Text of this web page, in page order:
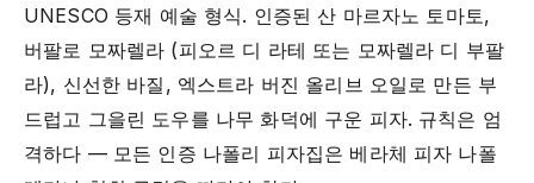
UNESCO 등재 예술 형식. 인증된 산 마르자노 토마토,
버팔로 모짜렐라 (피오르 디 라테 또는 모짜렐라 디 부팔
라), 신선한 바질, 엑스트라 버진 올리브 오일로 만든 부
드럽고 그을린 도우를 나무 화덕에 구운 피자. 규칙은 엄
격하다 — 모든 인증 나폴리 피자집은 베라체 피자 나폴